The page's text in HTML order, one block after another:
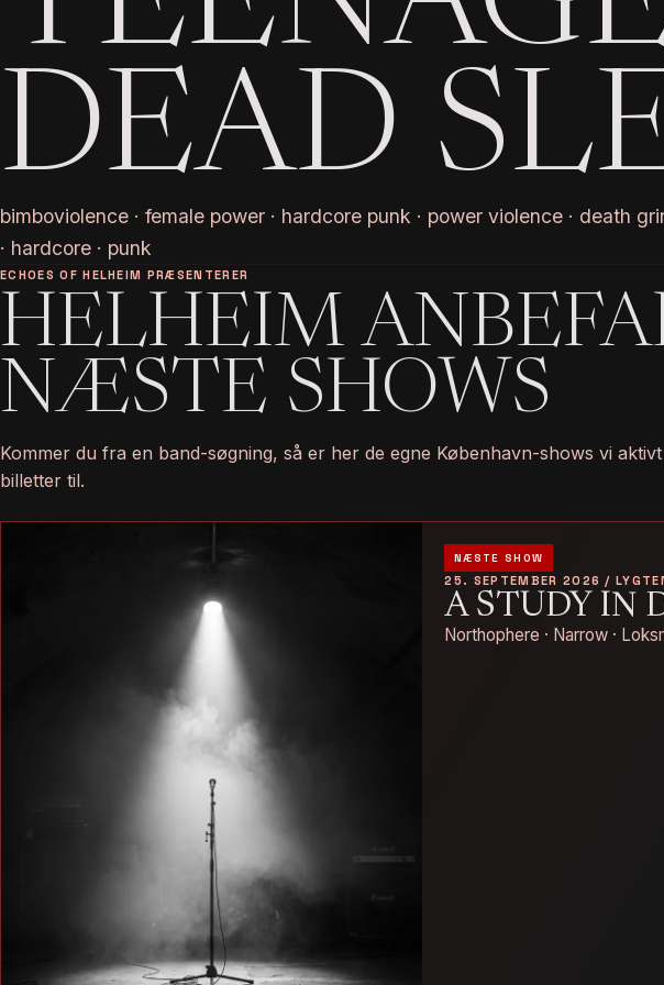
DEAD
bimboviolence · female power · hardcore punk · power violence · death
· hardcore · punk
ECHOES OF HELHEIM PRÆSENTERER
HELHEIM
NÆSTE SHOWS
Kommer du fra en band-søgning, så er her de egne København-shows vi
billetter til.
NÆSTE SHOW
25. SEPTEMBER 2026 /
A STUDY IN
Northophere · Narrow ·